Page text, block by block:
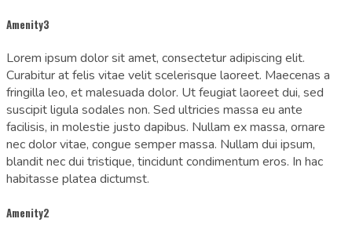
Amenity3
Lorem ipsum dolor sit amet, consectetur adipiscing elit.
Curabitur at felis vitae velit scelerisque laoreet. Maecenas a
fringilla leo, et malesuada dolor. Ut feugiat laoreet dui, sed
suscipit ligula sodales non. Sed ultricies massa eu ante
facilisis, in molestie justo dapibus. Nullam ex massa, ornare
nec dolor vitae, congue semper massa. Nullam dui ipsum,
blandit nec dui tristique, tincidunt condimentum eros. In hac
habitasse platea dictumst.
Amenity2